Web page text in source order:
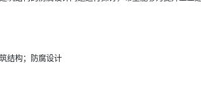
结构；防腐设计